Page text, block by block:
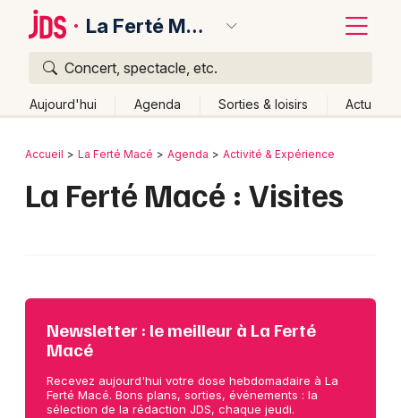
La Ferté Macé
Concert, spectacle, etc.
Aujourd'hui Agenda Sorties & loisirs Actu
Publier un événement
Manifestations
Foires & salons
Bordeaux
Lyon
Marseille
Montpellier
Retour
Accueil La Ferté Macé Agenda Activité & Expérience
La Ferté Macé : Visites
Newsletter : le meilleur à La Ferté
Macé
Recevez aujourd'hui votre dose hebdomadaire à La
Ferté Macé. Bons plans, sorties, événements : la
sélection de la rédaction JDS, chaque jeudi.
Quoi ?
Où ?
Basse-Normandie
Partout
Près de moi